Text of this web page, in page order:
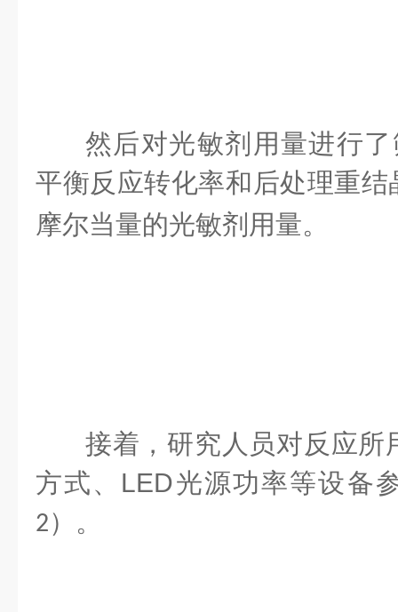
然后对光敏剂用量进行
平衡反应转化率和后处理重
摩尔当量的光敏剂用量。
接着，研究人员对反应所
方式、 LED光源功率等设备
2）。